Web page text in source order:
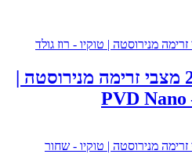
ברז מטבח נשלף 2 מצבי זרימה מנירוסטה |